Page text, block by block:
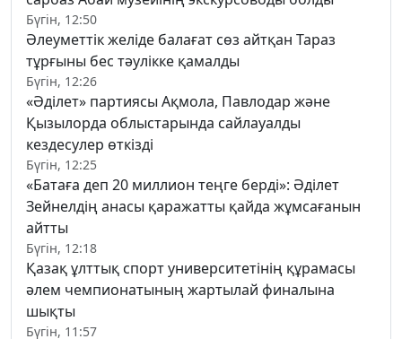
Бүгін, 12:50
Әлеуметтік желіде балағат сөз айтқан Тараз
тұрғыны бес тәулікке қамалды
Бүгін, 12:26
«Әділет» партиясы Ақмола, Павлодар және
Қызылорда облыстарында сайлауалды
кездесулер өткізді
Бүгін, 12:25
«Батаға деп 20 миллион теңге берді»: Әділет
Зейнелдің анасы қаражатты қайда жұмсағанын
айтты
Бүгін, 12:18
Қазақ ұлттық спорт университетінің құрамасы
әлем чемпионатының жартылай финалына
шықты
Бүгін, 11:57